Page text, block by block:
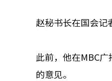
赵秘书长在国会记
此前，他在MBC
的意见。